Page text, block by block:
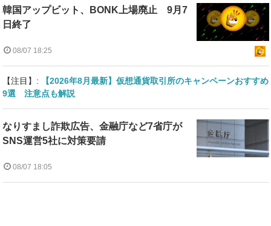
韓国アップビット、BONK上場廃止 9月7
日終了
08/07 18:25
【注目】:
【2026年8月最新】仮想通貨取引所のキャンペーンおすすめ
9選 注意点も解説
なりすまし詐欺広告、金融庁など7省庁が
SNS運営5社に対策要請
08/07 18:05